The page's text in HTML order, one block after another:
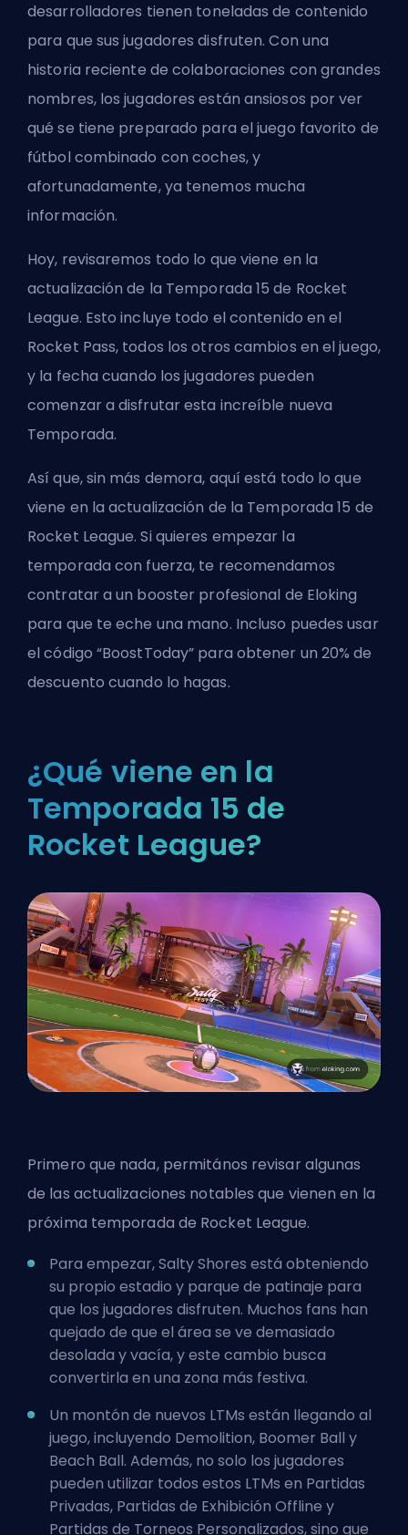
desarrolladores tienen toneladas de contenido
para que sus jugadores disfruten. Con una
historia reciente de colaboraciones con grandes
nombres, los jugadores están ansiosos por ver
qué se tiene preparado para el juego favorito de
fútbol combinado con coches, y
afortunadamente, ya tenemos mucha
información.
Hoy, revisaremos todo lo que viene en la
actualización de la Temporada 15 de Rocket
League. Esto incluye todo el contenido en el
Rocket Pass, todos los otros cambios en el juego,
y la fecha cuando los jugadores pueden
comenzar a disfrutar esta increíble nueva
Temporada.
Así que, sin más demora, aquí está todo lo que
viene en la actualización de la Temporada 15 de
Rocket League. Si quieres empezar la
temporada con fuerza, te recomendamos
contratar a un booster profesional de Eloking
para que te eche una mano. Incluso puedes usar
el código “BoostToday” para obtener un 20% de
descuento cuando lo hagas.
¿Qué viene en la
Temporada 15 de
Rocket League?
Primero que nada, permitános revisar algunas
de las actualizaciones notables que vienen en la
próxima temporada de Rocket League.
Para empezar, Salty Shores está obteniendo
su propio estadio y parque de patinaje para
que los jugadores disfruten. Muchos fans han
quejado de que el área se ve demasiado
desolada y vacía, y este cambio busca
convertirla en una zona más festiva.
Un montón de nuevos LTMs están llegando al
juego, incluyendo Demolition, Boomer Ball y
Beach Ball. Además, no solo los jugadores
pueden utilizar todos estos LTMs en Partidas
Privadas, Partidas de Exhibición Offline y
Partidas de Torneos Personalizados, sino que